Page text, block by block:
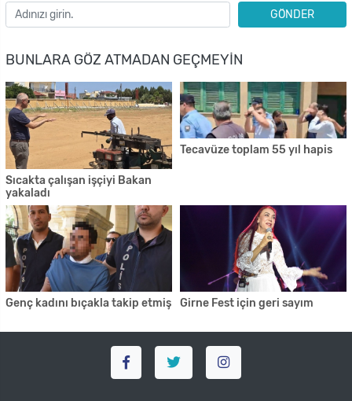
GÖNDER
BUNLARA GÖZ ATMADAN GEÇMEYIN
Sıcakta çalışan işçiyi Bakan
yakaladı
Tecavüze toplam 55 yıl hapis
Genç kadını bıçakla takip etmiş Girne Fest için geri sayım